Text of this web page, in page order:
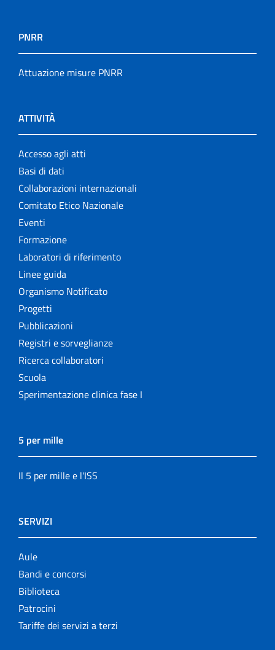
PNRR
Attuazione misure PNRR
ATTIVITÀ
Accesso agli atti
Basi di dati
Collaborazioni internazionali
Comitato Etico Nazionale
Eventi
Formazione
Laboratori di riferimento
Linee guida
Organismo Notificato
Progetti
Pubblicazioni
Registri e sorveglianze
Ricerca collaboratori
Scuola
Sperimentazione clinica fase I
5 per mille
Il 5 per mille e l'ISS
SERVIZI
Aule
Bandi e concorsi
Biblioteca
Patrocini
Tariffe dei servizi a terzi